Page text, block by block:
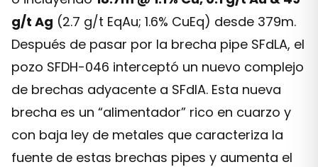
g/t Ag (2.7 g/t EqAu; 1.6% CuEq) desde 379m.
Después de pasar por la brecha pipe SFdLA, el
pozo SFDH-046 interceptó un nuevo complejo
de brechas adyacente a SFdlA. Esta nueva
brecha es un “alimentador” rico en cuarzo y
con baja ley de metales que caracteriza la
fuente de estas brechas pipes y aumenta el